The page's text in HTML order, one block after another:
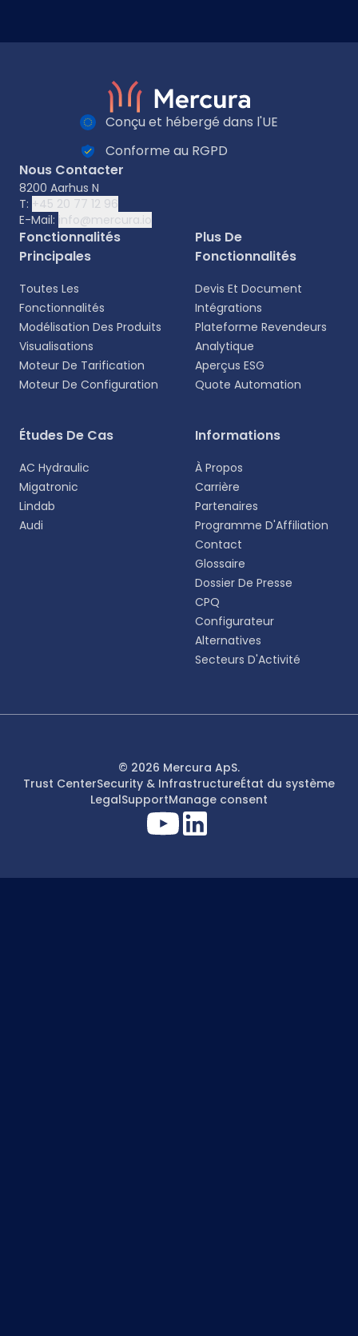
Conçu et hébergé dans l'UE
Conforme au RGPD
Nous Contacter
8200 Aarhus N
T: +45 20 77 12 96
E-Mail: info@mercura.io
Fonctionnalités
Principales
Toutes Les
Fonctionnalités
Modélisation Des Produits
Visualisations
Moteur De Tarification
Moteur De Configuration
Plus De
Fonctionnalités
Devis Et Document
Intégrations
Plateforme Revendeurs
Analytique
Aperçus ESG
Quote Automation
Études De Cas
AC Hydraulic
Migatronic
Lindab
Audi
Informations
À Propos
Carrière
Partenaires
Programme D'Affiliation
Contact
Glossaire
Dossier De Presse
CPQ
Configurateur
Alternatives
Secteurs D'Activité
© 2026 Mercura ApS.
Trust CenterSecurity & InfrastructureÉtat du système
LegalSupportManage consent